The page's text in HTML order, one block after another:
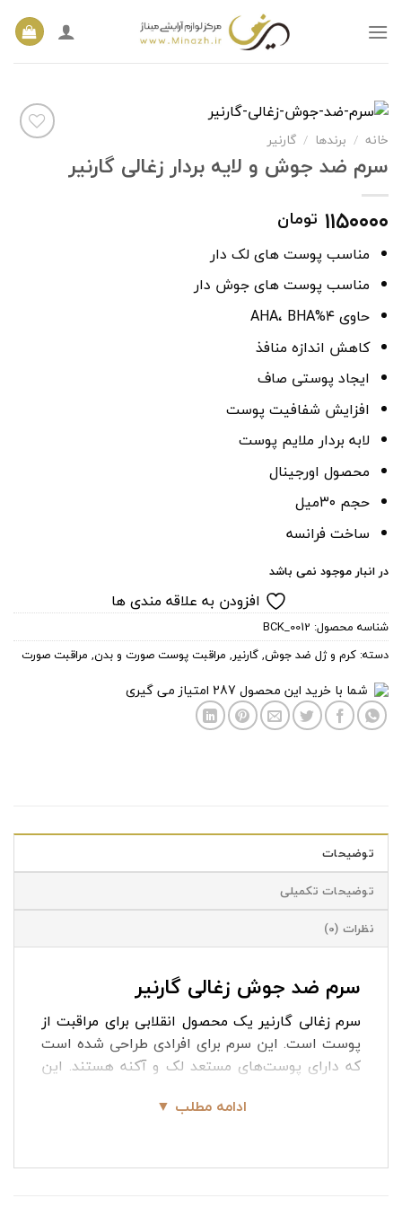
خانه / برندها / گارنیر
سرم ضد جوش و لایه بردار زغالی گارنیر
۱۱۵۰۰۰۰ تومان
مناسب پوست های لک دار
مناسب پوست های جوش دار
حاوی ۴%AHA، BHA
کاهش اندازه منافذ
ایجاد پوستی صاف
افزایش شفافیت پوست
لابه بردار ملایم پوست
محصول اورجینال
حجم ۳۰میل
ساخت فرانسه
در انبار موجود نمی باشد
افزودن به علاقه مندی ها
شناسه محصول: BCK_0012
دسته: کرم و ژل ضد جوش,گارنیر, مراقبت پوست صورت و بدن, مراقبت صورت
شما با خرید این محصول 287 امتیاز می گیری
توضیحات
توضیحات تکمیلی
نظرات (0)
سرم ضد جوش زغالی گارنیر
سرم زغالی گارنیر یک محصول انقلابی برای مراقبت از
پوست است. این سرم برای افرادی طراحی شده است
که دارای پوست‌های مستعد لک و آکنه هستند. این
جوش‌ها را کاهش دهند، بسیار مناسب است. سرم
ادامه مطلب ▼